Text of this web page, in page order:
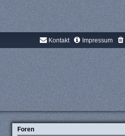
Impressum
Kontakt
Foren